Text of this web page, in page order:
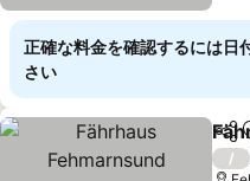
正確な料金を確認するには日
さい
シェ
/